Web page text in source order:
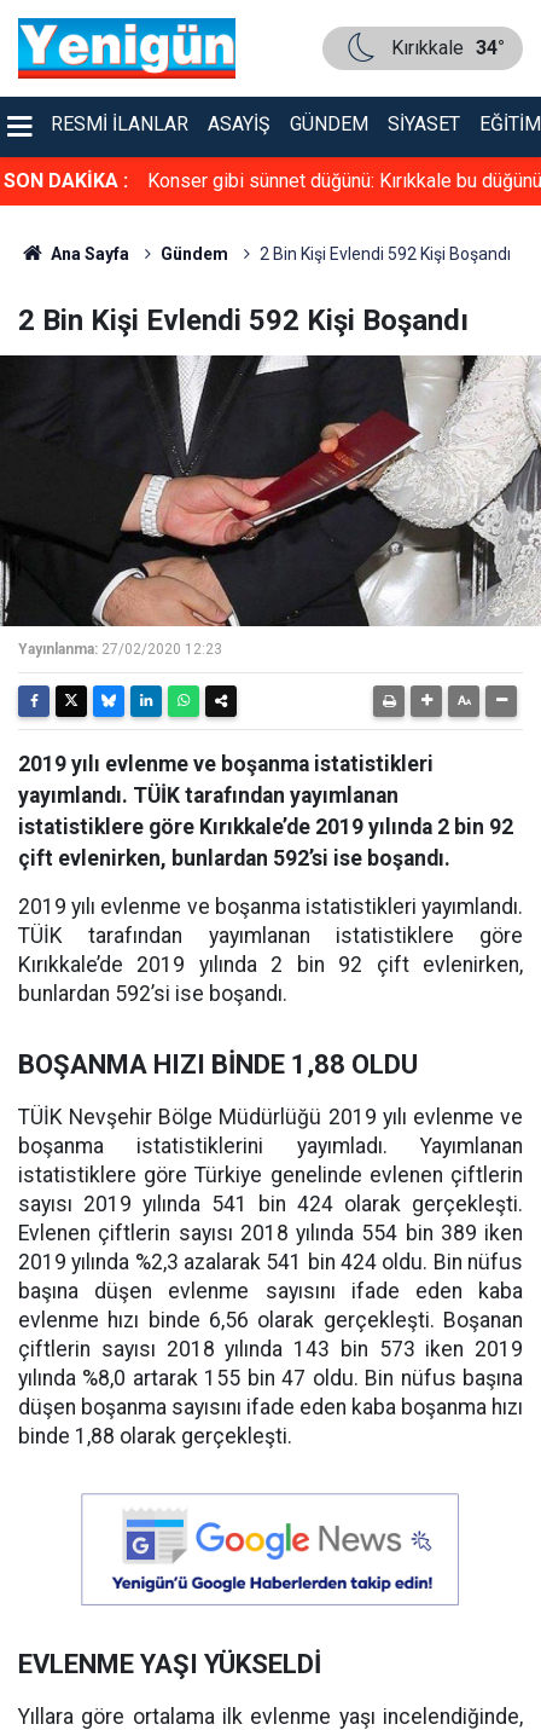
Kırıkkale 34°
RESMI İLANLAR ASAYIŞ GÜNDEM SIYASET EĞITIM
SON DAKİKA :
tazeledi! Konser gibi sünnet düğünü: Kırıkkale bu
Ana Sayfa Gündem 2 Bin Kişi Evlendi 592 Kişi Boşandı
2 Bin Kişi Evlendi 592 Kişi Boşandı
Yayınlanma: 27/02/2020 12:23
2019 yılı evlenme ve boşanma istatistikleri
yayımlandı. TÜİK tarafından yayımlanan
istatistiklere göre Kırıkkale’de 2019 yılında 2 bin 92
çift evlenirken, bunlardan 592’si ise boşandı.
2019 yılı evlenme ve boşanma istatistikleri yayımlandı.
TÜİK tarafından yayımlanan istatistiklere göre
Kırıkkale’de 2019 yılında 2 bin 92 çift evlenirken,
bunlardan 592’si ise boşandı.
BOŞANMA HIZI BİNDE 1,88 OLDU
TÜİK Nevşehir Bölge Müdürlüğü 2019 yılı evlenme ve
boşanma istatistiklerini yayımladı. Yayımlanan
istatistiklere göre Türkiye genelinde evlenen çiftlerin
sayısı 2019 yılında 541 bin 424 olarak gerçekleşti.
Evlenen çiftlerin sayısı 2018 yılında 554 bin 389 iken
2019 yılında %2,3 azalarak 541 bin 424 oldu. Bin nüfus
başına düşen evlenme sayısını ifade eden kaba
evlenme hızı binde 6,56 olarak gerçekleşti. Boşanan
çiftlerin sayısı 2018 yılında 143 bin 573 iken 2019
yılında %8,0 artarak 155 bin 47 oldu. Bin nüfus başına
düşen boşanma sayısını ifade eden kaba boşanma hızı
binde 1,88 olarak gerçekleşti.
EVLENME YAŞI YÜKSELDİ
Yıllara göre ortalama ilk evlenme yaşı incelendiğinde,